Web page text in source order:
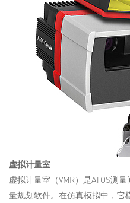
虚拟计量室
虚拟计量室（VMR）是ATOS测
量规划软件。在仿真模拟中，它